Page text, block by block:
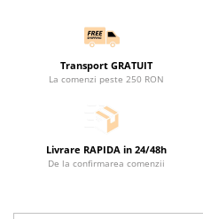
Transport GRATUIT
La comenzi peste 250 RON
Livrare RAPIDA in 24/48h
De la confirmarea comenzii